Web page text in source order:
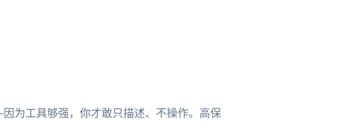
为工具够强，你才敢只描述、不操作。高保